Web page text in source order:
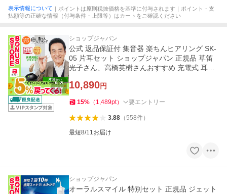
表示情報について ｜ポイントは原則税抜価格を基準に付与されます｜ポイント・支
払額等の正確な情報（付与条件・上限等）はカートをご確認ください
ショップジャパン
公式 返品保証付 集音器 楽ちんヒアリング SK-
05 片耳セット ショップジャパン 正規品 草笛
光子さん、高橋英樹さんおすすめ 充電式 耳掛
10,890円
15% （ 1,489pt） 要エントリー
3.88（558件）
最短8/11お届け
ショップジャパン
オーラルスマイル 特別セット 正規品 ジェット